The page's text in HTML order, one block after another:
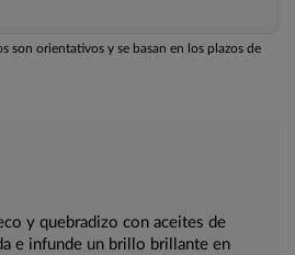
son orientativos y se basan en los plazos de
y quebradizo con aceites de
e infunde un brillo brillante en